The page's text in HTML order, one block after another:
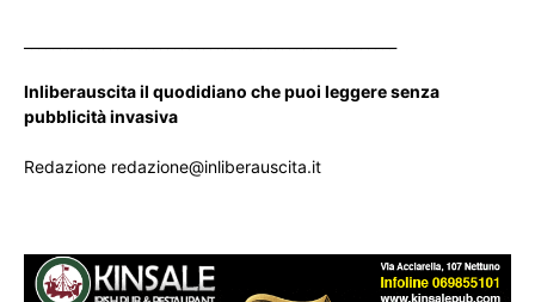
Inliberauscita il quodidiano che puoi leggere senza
pubblicità invasiva
Redazione redazione@inliberauscita.it